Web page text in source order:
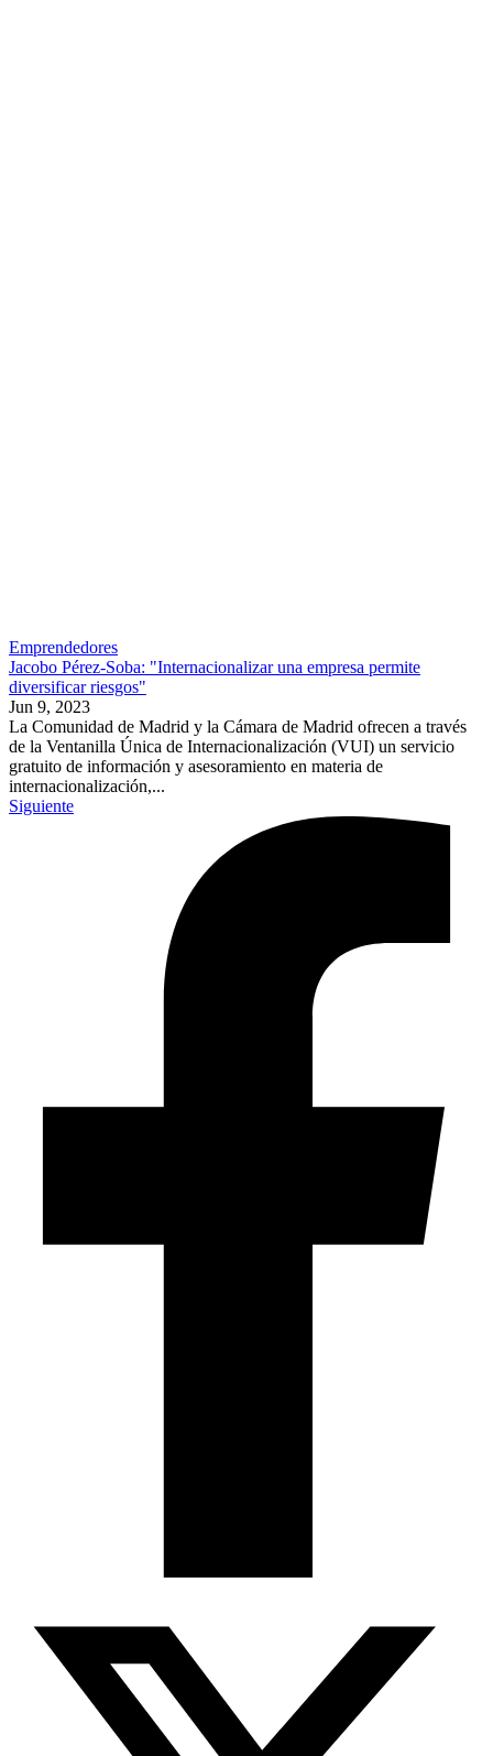
Emprendedores
Jacobo Pérez-Soba: "Internacionalizar una empresa permite
diversificar riesgos"
Jun 9, 2023
La Comunidad de Madrid y la Cámara de Madrid ofrecen a través
de la Ventanilla Única de Internacionalización (VUI) un servicio
gratuito de información y asesoramiento en materia de
internacionalización,...
Siguiente